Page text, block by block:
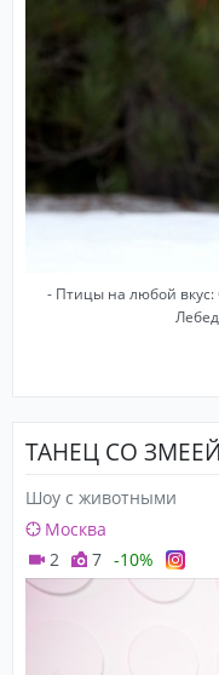
- Птицы на любой вкус:
ТАНЕЦ СО ЗМЕЕЙ
Шоу с животными
Москва
2
7 -10%